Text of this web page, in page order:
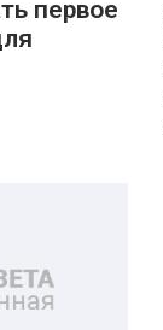
первое